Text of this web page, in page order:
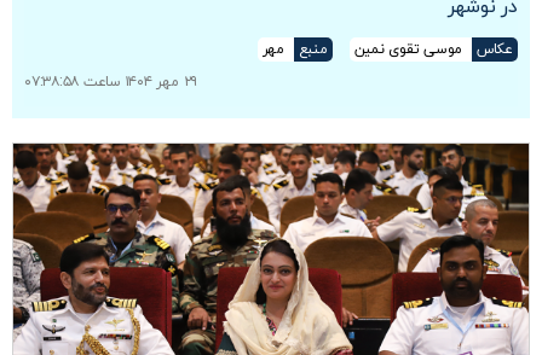
در نوشهر
عکاس موسی تقوی نمین منبع
مهر
۲۹ مهر ۱۴۰۴ ساعت ۰۷:۳۸:۵۸